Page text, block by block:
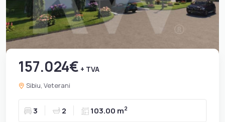
157.024€ + TVA
Sibiu, Veterani
3 2 103.00 m2